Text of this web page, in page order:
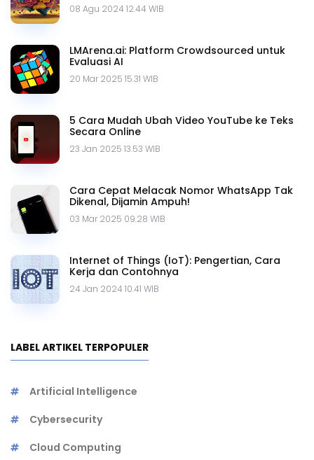
08 Agu 2024 12.44 WIB
LMArena.ai: Platform Crowdsourced untuk
Evaluasi AI
20 Mar 2025 15.31 WIB
5 Cara Mudah Ubah Video YouTube ke Teks
Secara Online
23 Jan 2025 13.53 WIB
Cara Cepat Melacak Nomor WhatsApp Tak
Dikenal, Dijamin Ampuh!
03 Mar 2025 09.28 WIB
Internet of Things (IoT): Pengertian, Cara
Kerja dan Contohnya
24 Jan 2024 10.41 WIB
LABEL ARTIKEL TERPOPULER
Artificial Intelligence
Cybersecurity
Cloud Computing